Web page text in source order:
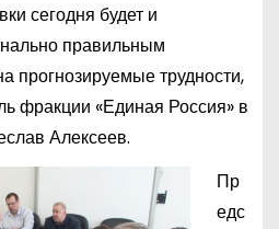
сегодня будет и
правильным
прогнозируемые трудности,
фракции «Единая Россия» в
Алексеев.
Пр
едс